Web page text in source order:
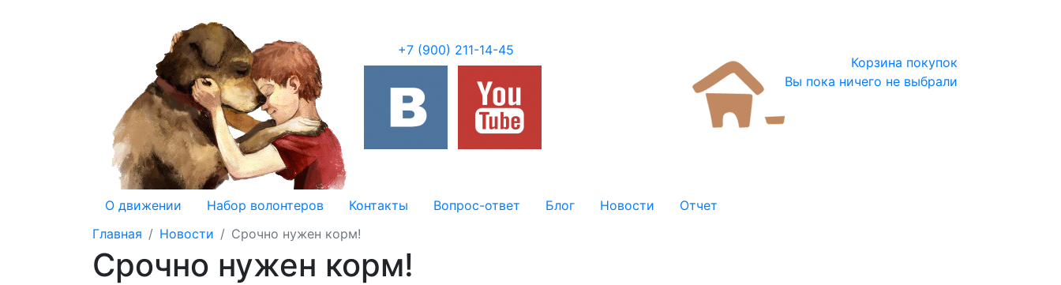
+7 (900) 211-14-45
Корзина покупок
Вы пока ничего не выбрали
О движении Набор волонтеров Контакты Вопрос-ответ Блог Новости
Отчет
Главная
Новости Срочно нужен корм!
Срочно нужен корм!